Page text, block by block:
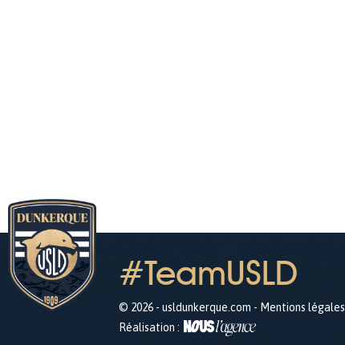
#TeamUSLD
© 2026 - usldunkerque.com - Mentions légales
Réalisation :